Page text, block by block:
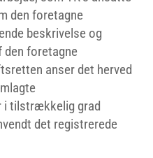
den foretagne
beskrivelse og
den foretagne
anser det herved
i tilstrækkelig grad
det registrerede